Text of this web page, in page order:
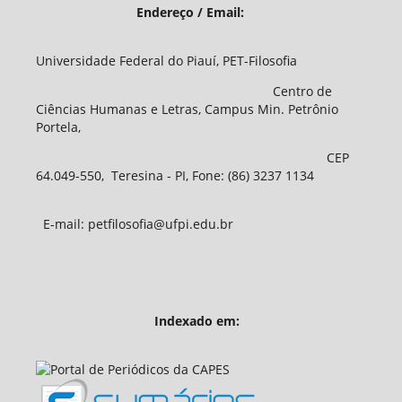
Endereço / Email:
Universidade Federal do Piauí, PET-Filosofia
Centro de
Ciências Humanas e Letras, Campus Min. Petrônio
Portela,
CEP
64.049-550, Teresina - PI, Fone: (86) 3237 1134
E-mail: petfilosofia@ufpi.edu.br
Indexado em: